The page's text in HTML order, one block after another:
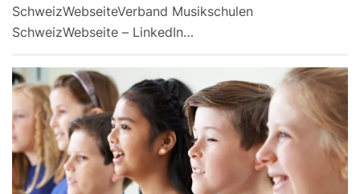
SchweizWebseiteVerband Musikschulen
SchweizWebseite – LinkedIn…